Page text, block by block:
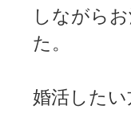
しながら
た。
婚活した